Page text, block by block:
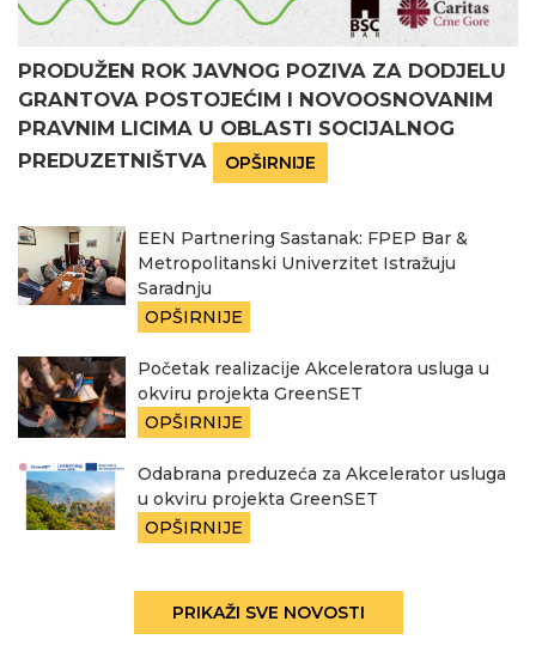
PRODUŽEN ROK JAVNOG POZIVA ZA DODJELU
GRANTOVA POSTOJEĆIM I NOVOOSNOVANIM
PRAVNIM LICIMA U OBLASTI SOCIJALNOG
PREDUZETNIŠTVA
OPŠIRNIJE
EEN Partnering Sastanak: FPEP Bar &
Metropolitanski Univerzitet Istražuju
Saradnju
OPŠIRNIJE
Početak realizacije Akceleratora usluga u
okviru projekta GreenSET
OPŠIRNIJE
Odabrana preduzeća za Akcelerator usluga
u okviru projekta GreenSET
OPŠIRNIJE
PRIKAŽI SVE NOVOSTI